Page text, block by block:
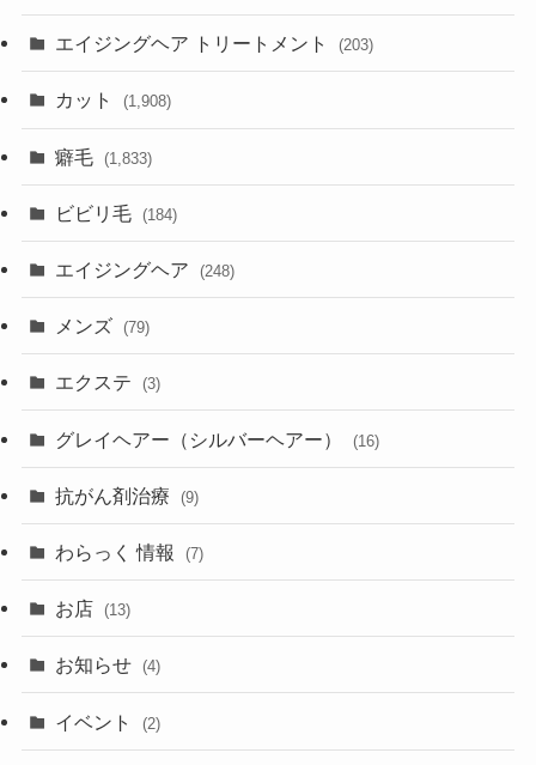
エイジングヘア トリートメント (203)
カット (1,908)
癖毛 (1,833)
ビビリ毛 (184)
エイジングヘア (248)
メンズ (79)
エクステ (3)
グレイヘアー（シルバーヘアー） (16)
抗がん剤治療 (9)
わらっく 情報 (7)
お店 (13)
お知らせ (4)
イベント (2)